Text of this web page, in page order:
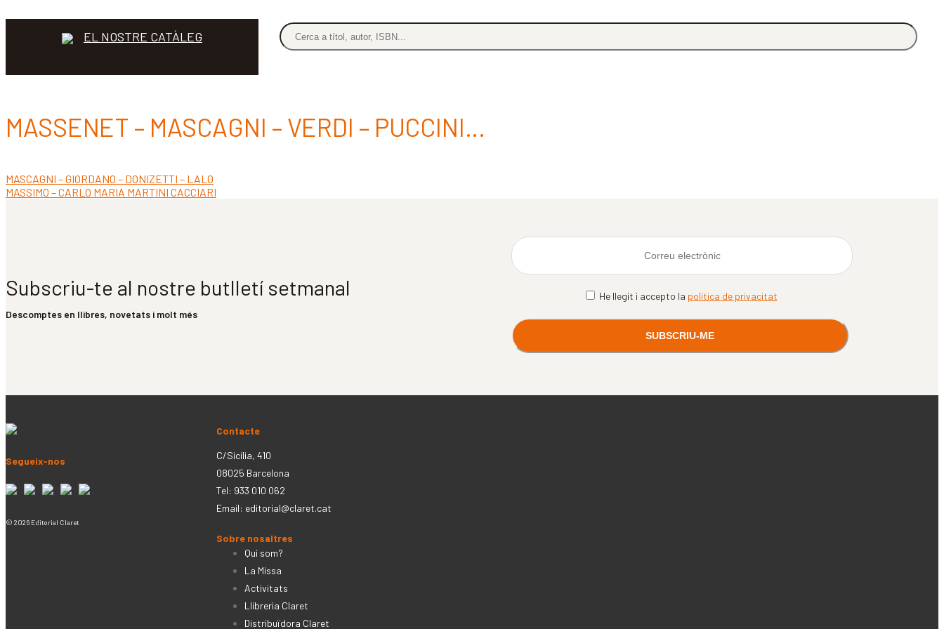
EL NOSTRE CATÀLEG
MASSENET – MASCAGNI – VERDI – PUCCINI…
Navegació
d'entrades
Entrada
anterior:
MASCAGNI – GIORDANO – DONIZETTI – LALO
Pròxima
MASSIMO – CARLO MARIA MARTINI CACCIARI
Subscriu-te al nostre butlletí setmanal
Descomptes en llibres, novetats i molt més
He llegit i accepto la política de privacitat
Segueix-nos
© 2026 Editorial Claret
Contacte
C/Sicília, 410
08025 Barcelona
Tel: 933 010 062
Email: editorial@claret.cat
Sobre nosaltres
Qui som?
La Missa
Activitats
Llibreria Claret
Distribuïdora Claret